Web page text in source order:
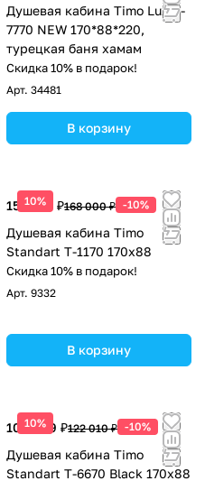
Душевая кабина Timo Lux T-
7770 NEW 170*88*220,
турецкая баня хамам
Скидка 10% в подарок!
Арт. 34481
В корзину
10%
151 200 ₽168 000 ₽ -10%
Душевая кабина Timo
Standart T-1170 170х88
Скидка 10% в подарок!
Арт. 9332
В корзину
10%
109 809 ₽122 010 ₽ -10%
Душевая кабина Timo
Standart Т-6670 Black 170x88